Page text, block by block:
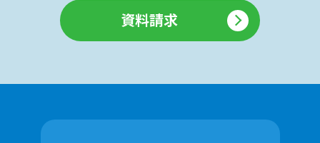
資料請求